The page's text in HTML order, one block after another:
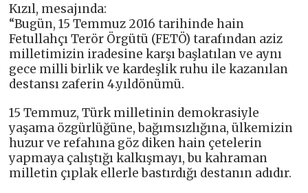
Kızıl, mesajında:
“Bugün, 15 Temmuz 2016 tarihinde hain
Fetullahçı Terör Örgütü (FETÖ) tarafından aziz
milletimizin iradesine karşı başlatılan ve aynı
gece milli birlik ve kardeşlik ruhu ile kazanılan
destansı zaferin 4.yıldönümü.
15 Temmuz, Türk milletinin demokrasiyle
yaşama özgürlüğüne, bağımsızlığına, ülkemizin
huzur ve refahına göz diken hain çetelerin
yapmaya çalıştığı kalkışmayı, bu kahraman
milletin çıplak ellerle bastırdığı destanın adıdır.